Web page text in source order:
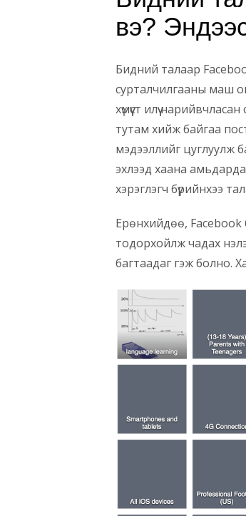
вэ?
Бидний талаар
сурталчилгааны маш
хүмүүст илүү
тутам хийж байгаа
мэдээллийг цуглуулж
эхлээд хаана
хэрэглэгч бүрийнхээ
Ерөнхийдөө, Facebook
тодорхойлж чадах
багтаадаг гэж болно.